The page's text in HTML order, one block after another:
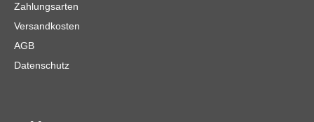
Zahlungsarten
Versandkosten
AGB
Datenschutz